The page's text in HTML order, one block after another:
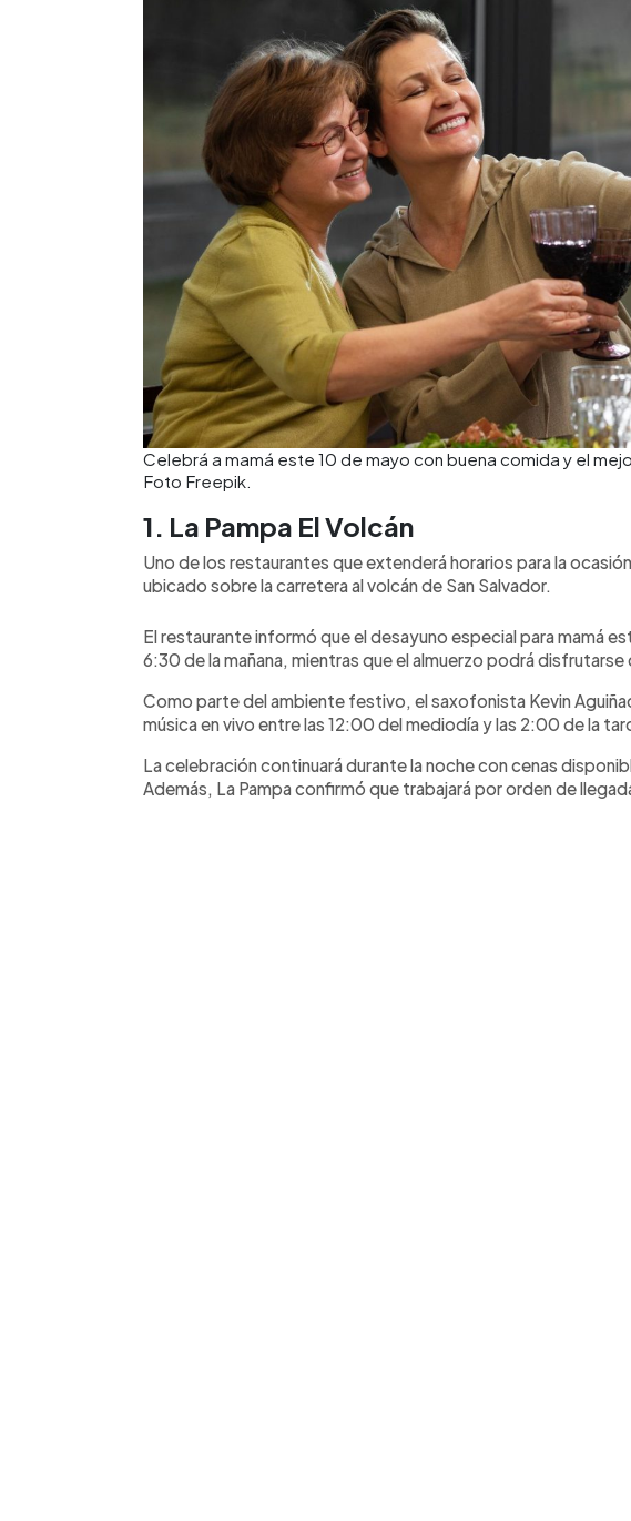
Celebrá a mamá este 10 de mayo con buena comida y el
Foto Freepik.
1. La Pampa El Volcán
Uno de los restaurantes que extenderá horarios para la
ubicado sobre la carretera al volcán de San Salvador.
El restaurante informó que el desayuno especial para mamá
6:30 de la mañana, mientras que el almuerzo podrá disfrutarse
Como parte del ambiente festivo, el saxofonista Kevin
música en vivo entre las 12:00 del mediodía y las 2:00 de la
La celebración continuará durante la noche con cenas
Además, La Pampa confirmó que trabajará por orden de